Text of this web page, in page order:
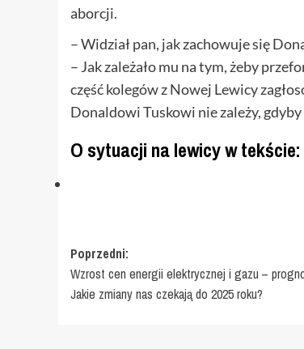
aborcji.
– Widział pan, jak zachowuje się
– Jak zależało mu na tym, żeby
część kolegów z Nowej Lewicy
Donaldowi Tuskowi nie zależy, gdyby
O sytuacji na lewicy w tekście:
Zobacz
wpisy
Poprzedni:
Wzrost cen energii elektrycznej i gazu –
Jakie zmiany nas czekają do 2025 roku?